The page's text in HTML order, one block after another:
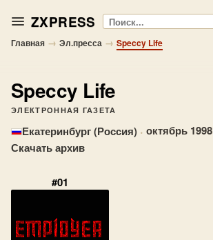
ZXPRESS Поиск
Главная → Эл.пресса → Speccy Life
Speccy Life
ЭЛЕКТРОННАЯ ГАЗЕТА
Екатеринбург (Россия) · октябрь 1998
Скачать архив
#01